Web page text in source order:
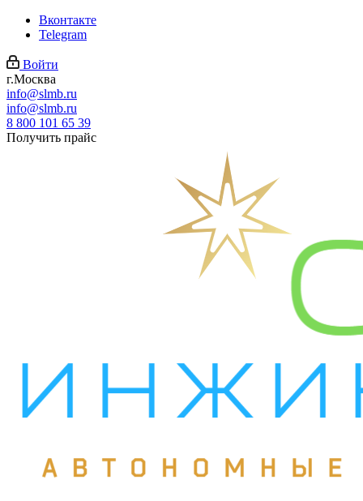
Вконтакте
Telegram
Войти
г.Москва
info@slmb.ru
info@slmb.ru
8 800 101 65 39
Получить прайс